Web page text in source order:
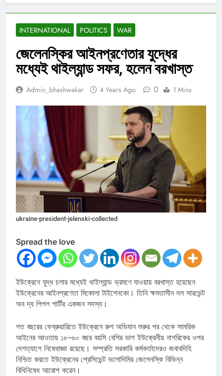
INTERNATIONAL POLITICS WAR
জেলেনস্কির আইনপ্রণেতার যুদ্ধের
মধ্যেই থাইল্যান্ড সফর, হলেন বরখাস্ত
Admin_bhashwakar 4 Years Ago 0 1 Mins
ukraine-president-jelenski-collected
Spread the love
ইউক্রেনে যুদ্ধ চলার মধ্যেই থাইল্যান্ড ভ্রমণে যাওয়ায় বরখাস্ত হয়েছেন
ইউক্রেনের আইনপ্রণেতা মিকোলা টাইশেনকো। তিনি ক্ষমতাসীন দল সারভেন্ট
অব দ্য পিপল পার্টির একজন সদস্য।
গত বছরের ফেব্রুয়ারিতে ইউক্রেনে রুশ অভিযান শুরুর পর থেকে সামরিক
আইনের আওতায় ১৮-৬০ বছর বয়সি বেশির ভাগ ইউক্রেনীয় নাগরিকের ওপর
দেশত্যাগে নিষেধাজ্ঞা রয়েছে। সম্প্রতি সরকারি কর্মকর্তাদেরও জবাবদিহি
নিশ্চিত করতে ইউক্রেনের প্রেসিডেন্ট ভলোদিমির জেলেনস্কি বিভিন্ন
বিধিনিষেধ আরোপ করেন।